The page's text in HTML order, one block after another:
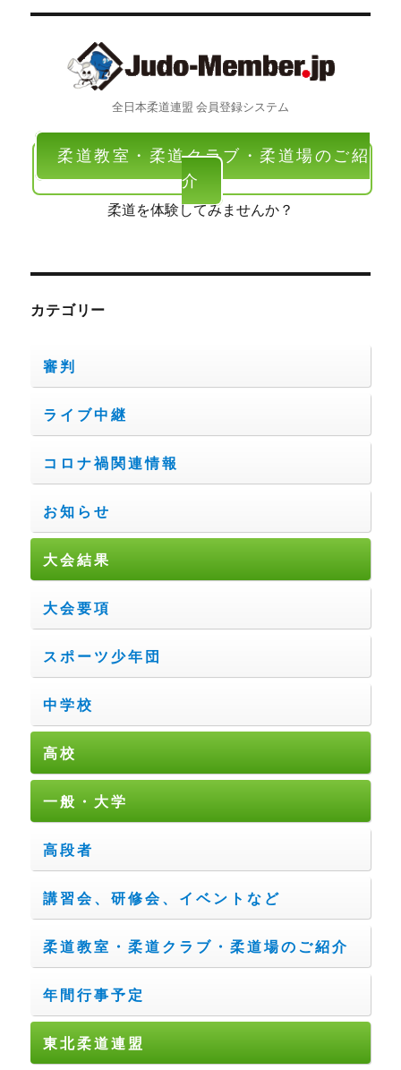
全日本柔道連盟 会員登録システム
柔道教室・柔道クラブ・柔道場のご紹
介
柔道を体験してみませんか？
カテゴリー
審判
ライブ中継
コロナ禍関連情報
お知らせ
大会結果
大会要項
スポーツ少年団
中学校
高校
一般・大学
高段者
講習会、研修会、イベントなど
柔道教室・柔道クラブ・柔道場のご紹介
年間行事予定
東北柔道連盟